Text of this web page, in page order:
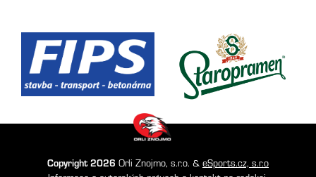
Copyright 2026 Orli Znojmo, s.r.o. & eSports.cz, s.r.o